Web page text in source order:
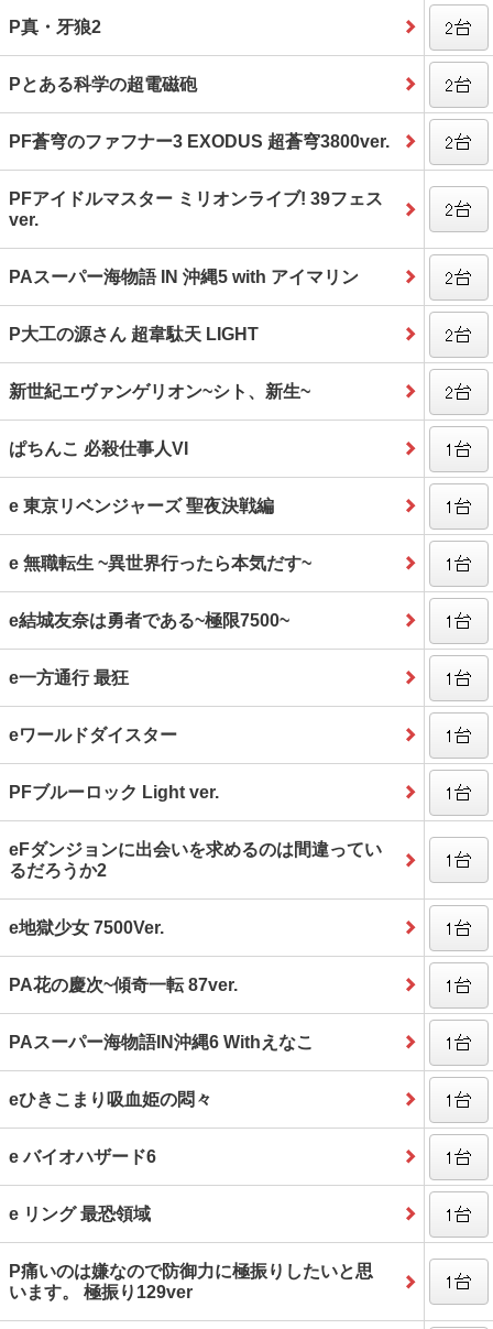
P真・牙狼2
Pとある科学の超電磁砲
PF蒼穹のファフナー3 EXODUS 超蒼穹3800ver.
PFアイドルマスター ミリオンライブ! 39フェス
ver.
PAスーパー海物語 IN 沖縄5 with アイマリン
P大工の源さん 超韋駄天 LIGHT
新世紀エヴァンゲリオン~シト、新生~
ぱちんこ 必殺仕事人VI
e 東京リベンジャーズ 聖夜決戦編
e 無職転生 ~異世界行ったら本気だす~
e結城友奈は勇者である~極限7500~
e一方通行 最狂
eワールドダイスター
PFブルーロック Light ver.
eFダンジョンに出会いを求めるのは間違ってい
るだろうか2
e地獄少女 7500Ver.
PA花の慶次~傾奇一転 87ver.
PAスーパー海物語IN沖縄6 Withえなこ
eひきこまり吸血姫の悶々
e バイオハザード6
e リング 最恐領域
P痛いのは嫌なので防御力に極振りしたいと思
います。 極振り129ver